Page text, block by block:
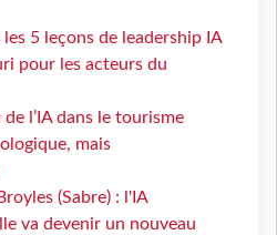
5 leçons de leadership IA
pour les acteurs du
l’IA dans le tourisme
mais
(Sabre) : l'IA
va devenir un nouveau